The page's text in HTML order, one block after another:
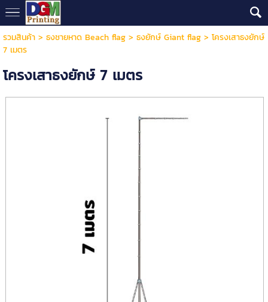
รวมสินค้า> ธงชายหาด Beach flag> ธงยักษ์ Giant flag> โครงเสาธงยักษ์
7 เมตร
โครงเสาธงยักษ์ 7 เมตร